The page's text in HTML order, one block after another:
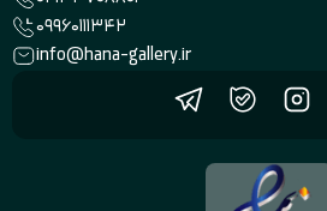
09960111342
info@hana-gallery.ir